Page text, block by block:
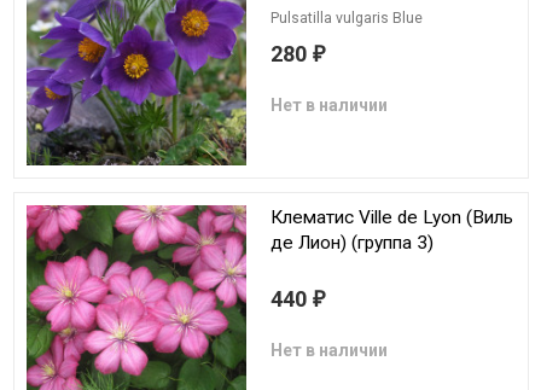
Pulsatilla vulgaris Blue
280 ₽
Нет в наличии
Клематис Ville de Lyon (Виль
де Лион) (группа 3)
440 ₽
Нет в наличии